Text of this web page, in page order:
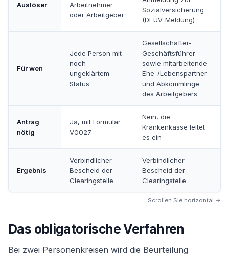
Auslöser
Arbeitnehmer
oder Arbeitgeber
Sozialversicherung
(DEÜV-Meldung)
Für wen
Jede Person mit
noch
ungeklärtem
Status
Gesellschafter-
Geschäftsführer
sowie mitarbeitende
Ehe-/Lebenspartner
und Abkömmlinge
des Arbeitgebers
Antrag
nötig
Ja, mit Formular
V0027
Nein, die
Krankenkasse leitet
es ein
Ergebnis
Verbindlicher
Bescheid der
Clearingstelle
Verbindlicher
Bescheid der
Clearingstelle
Scrollen Sie horizontal →
Das obligatorische Verfahren
Bei zwei Personenkreisen wird die Beurteilung